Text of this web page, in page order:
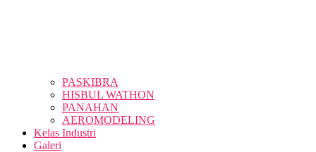
PASKIBRA
HISBUL WATHON
PANAHAN
AEROMODELING
Kelas Industri
Galeri